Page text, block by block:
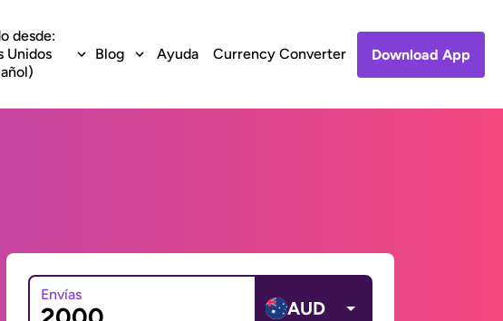
desde:
Unidos
Blog Ayuda Currency Converter Download App
Envías
AUD